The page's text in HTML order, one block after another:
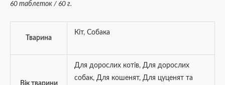
60 таблеток / 60 г.
Тварина
Кіт, Собака
Вік тварини
Для дорослих котів, Для дорослих
собак, Для кошенят, Для цуценят та